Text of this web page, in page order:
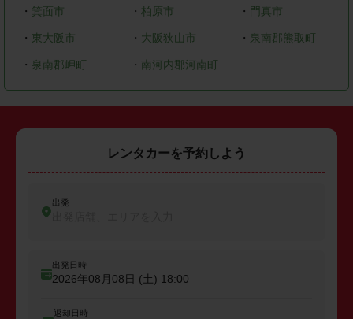
・ 箕面市 ・ 柏原市 ・ 門真市
・ 東大阪市 ・ 大阪狭山市 ・ 泉南郡熊取町
・ 泉南郡岬町 ・ 南河内郡河南町
レンタカーを予約しよう
出発
出発日時
2026年08月08日 (土) 18:00
返却日時